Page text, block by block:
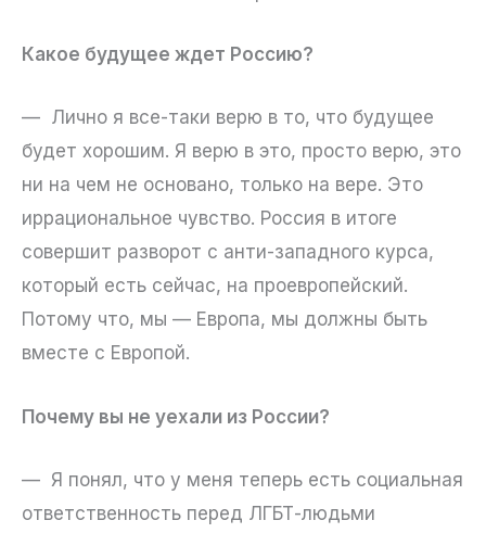
Какое будущее ждет Россию?
— Лично я все-таки верю в то, что будущее
будет хорошим. Я верю в это, просто верю, это
ни на чем не основано, только на вере. Это
иррациональное чувство. Россия в итоге
совершит разворот с анти-западного курса,
который есть сейчас, на проевропейский.
Потому что, мы — Европа, мы должны быть
вместе с Европой.
Почему вы не уехали из России?
— Я понял, что у меня теперь есть социальная
ответственность перед ЛГБТ-людьми